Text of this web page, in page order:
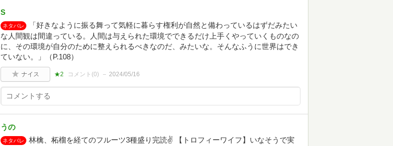
S
ネタバレ
「好きなように振る舞って気軽に暮らす権利が自然と備わっているはずだみたい
な人間観は間違っている。人間は与えられた環境でできるだけ上手くやっていくものなの
に、その環境が自分のために整えられるべきなのだ、みたいな。そんなふうに世界はでき
ていない。」（P.108）
ナイス ★2 コメント(0) 2024/05/16
うの
ネタバレ
林檎、柘榴を経てのフルーツ3種盛り完読✌️ 【トロフィーワイフ】いなそうで実